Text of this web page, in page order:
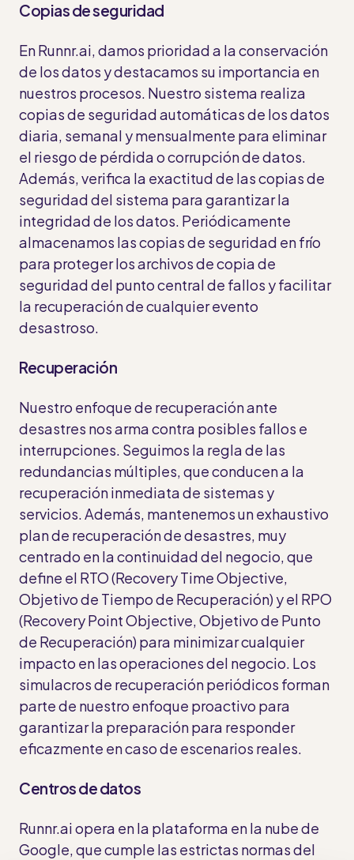
Copias de seguridad
En Runnr.ai, damos prioridad a la conservación
de los datos y destacamos su importancia en
nuestros procesos. Nuestro sistema realiza
copias de seguridad automáticas de los datos
diaria, semanal y mensualmente para eliminar
el riesgo de pérdida o corrupción de datos.
Además, verifica la exactitud de las copias de
seguridad del sistema para garantizar la
integridad de los datos. Periódicamente
almacenamos las copias de seguridad en frío
para proteger los archivos de copia de
seguridad del punto central de fallos y facilitar
la recuperación de cualquier evento
desastroso.
Recuperación
Nuestro enfoque de recuperación ante
desastres nos arma contra posibles fallos e
interrupciones. Seguimos la regla de las
redundancias múltiples, que conducen a la
recuperación inmediata de sistemas y
servicios. Además, mantenemos un exhaustivo
plan de recuperación de desastres, muy
centrado en la continuidad del negocio, que
define el RTO (Recovery Time Objective,
Objetivo de Tiempo de Recuperación) y el RPO
(Recovery Point Objective, Objetivo de Punto
de Recuperación) para minimizar cualquier
impacto en las operaciones del negocio. Los
simulacros de recuperación periódicos forman
parte de nuestro enfoque proactivo para
garantizar la preparación para responder
eficazmente en caso de escenarios reales.
Centros de datos
Runnr.ai opera en la plataforma en la nube de
Google, que cumple las estrictas normas del